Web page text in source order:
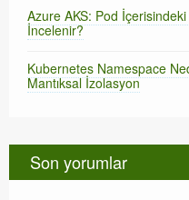
Azure AKS: Pod
İncelenir?
Kubernetes Namespace
Mantıksal İzolasyon
Son yorumlar